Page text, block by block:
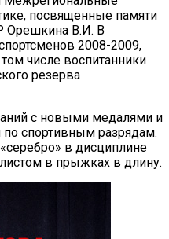
посвященные памяти
Орешкина В.И. В
2008-2009,
числе воспитанники
резерва
с новыми медалями и
спортивным разрядам.
в дисциплине
в прыжках в длину.